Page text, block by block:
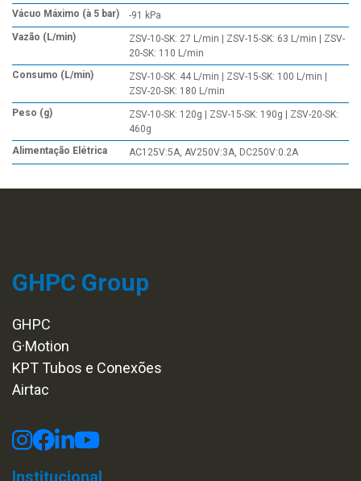
Vácuo Máximo (à 5 bar)
-91 kPa
Vazão (L/min)
ZSV-10-SK: 27 L/min | ZSV-15-SK: 63 L/min | ZSV-
20-SK: 110 L/min
Consumo (L/min)
ZSV-10-SK: 44 L/min | ZSV-15-SK: 100 L/min |
ZSV-20-SK: 180 L/min
Peso (g)
ZSV-10-SK: 120g | ZSV-15-SK: 190g | ZSV-20-SK:
460g
Alimentação Elétrica
AC125V:5A, AV250V:3A, DC250V:0.2A
GHPC Group
GHPC
G·Motion
KPT Tubos e Conexões
Airtac
Institucional